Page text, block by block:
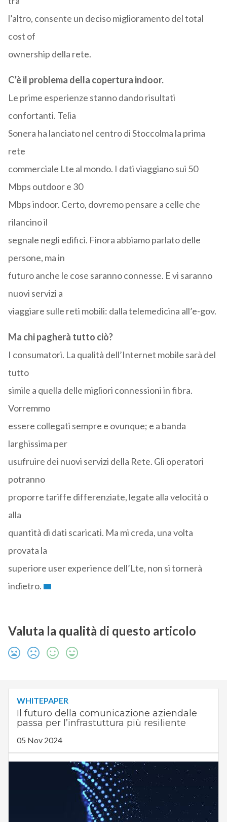
l’altro, consente un deciso miglioramento del total
cost of
ownership della rete.
C’è il problema della copertura indoor.
Le prime esperienze stanno dando risultati
confortanti. Telia
Sonera ha lanciato nel centro di Stoccolma la prima
rete
commerciale Lte al mondo. I dati viaggiano sui 50
Mbps outdoor e 30
Mbps indoor. Certo, dovremo pensare a celle che
rilancino il
segnale negli edifici. Finora abbiamo parlato delle
persone, ma in
futuro anche le cose saranno connesse. E vi saranno
nuovi servizi a
viaggiare sulle reti mobili: dalla telemedicina all’e-gov.
Ma chi pagherà tutto ciò?
I consumatori. La qualità dell’Internet mobile sarà del
tutto
simile a quella delle migliori connessioni in fibra.
Vorremmo
essere collegati sempre e ovunque; e a banda
larghissima per
usufruire dei nuovi servizi della Rete. Gli operatori
potranno
proporre tariffe differenziate, legate alla velocità o
alla
quantità di dati scaricati. Ma mi creda, una volta
provata la
superiore user experience dell’Lte, non si tornerà
indietro.
Valuta la qualità di questo articolo
WHITEPAPER
Il futuro della comunicazione aziendale
passa per l’infrastuttura più resiliente
05 Nov 2024